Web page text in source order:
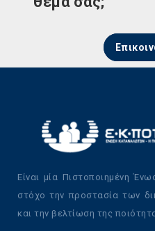
Είναι μία Πιστοποιημένη
στόχο την προστασία των
και την βελτίωση της